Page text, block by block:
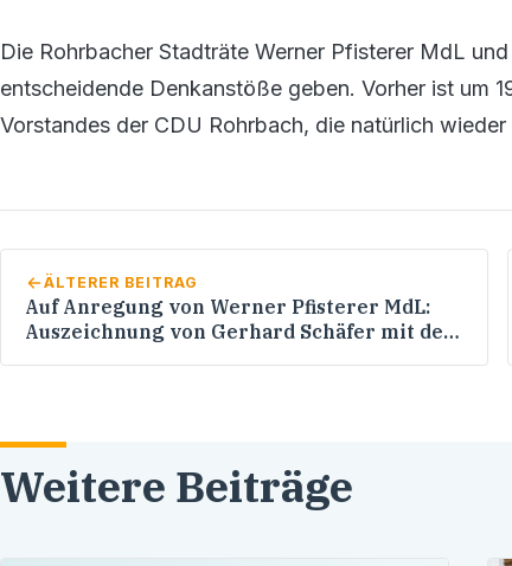
Die Rohrbacher Stadträte Werner Pfisterer MdL
entscheidende Denkanstöße geben. Vorher ist um
Vorstandes der CDU Rohrbach, die natürlich
ÄLTERER BEITRAG
Auf Anregung von Werner Pfisterer MdL:
Auszeichnung von Gerhard Schäfer mit der
Weitere Beiträge